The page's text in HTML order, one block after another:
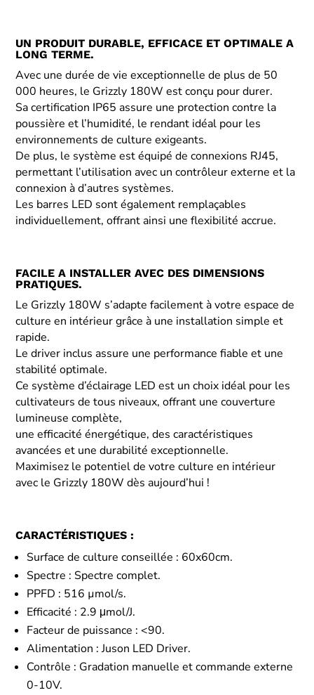
UN PRODUIT DURABLE, EFFICACE ET OPTIMALE A
LONG TERME.
Avec une durée de vie exceptionnelle de plus de 50
000 heures, le Grizzly 180W est conçu pour durer.
Sa certification IP65 assure une protection contre la
poussière et l’humidité, le rendant idéal pour les
environnements de culture exigeants.
De plus, le système est équipé de connexions RJ45,
permettant l’utilisation avec un contrôleur externe et la
connexion à d’autres systèmes.
Les barres LED sont également remplaçables
individuellement, offrant ainsi une flexibilité accrue.
FACILE A INSTALLER AVEC DES DIMENSIONS
PRATIQUES.
Le Grizzly 180W s’adapte facilement à votre espace de
culture en intérieur grâce à une installation simple et
rapide.
Le driver inclus assure une performance fiable et une
stabilité optimale.
Ce système d’éclairage LED est un choix idéal pour les
cultivateurs de tous niveaux, offrant une couverture
lumineuse complète,
une efficacité énergétique, des caractéristiques
avancées et une durabilité exceptionnelle.
Maximisez le potentiel de votre culture en intérieur
avec le Grizzly 180W dès aujourd’hui !
CARACTÉRISTIQUES :
Surface de culture conseillée : 60x60cm.
Spectre : Spectre complet.
PPFD : 516 µmol/s.
Efficacité : 2.9 μmol/J.
Facteur de puissance : <90.
Alimentation : Juson LED Driver.
Contrôle : Gradation manuelle et commande externe
0-10V.